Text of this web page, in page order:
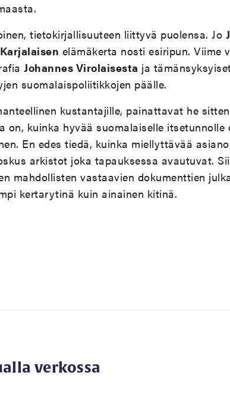
tietokirjallisuuteen liittyvä puolensa. Jo
elämäkerta nosti esiripun. Viime
Johannes Virolaisesta ja
suomalaispoliitikkojen päälle.
kustantajille, painattavat he
on, kuinka hyvää suomalaiselle itsetunnolle
En edes tiedä, kuinka miellyttävää
arkistot joka tapauksessa avautuvat.
mahdollisten vastaavien dokumenttien
kertarytinä kuin ainainen kitinä.
verkossa